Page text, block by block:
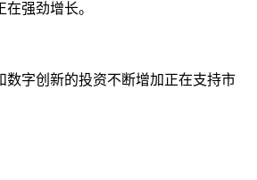
强劲增长。
数字创新的投资不断增加正在支持市